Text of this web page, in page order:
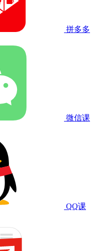
拼多多
微信课
QQ课